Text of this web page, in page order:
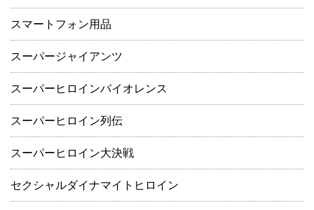
スマートフォン用品
スーパージャイアンツ
スーパーヒロインバイオレンス
スーパーヒロイン列伝
スーパーヒロイン大決戦
セクシャルダイナマイトヒロイン